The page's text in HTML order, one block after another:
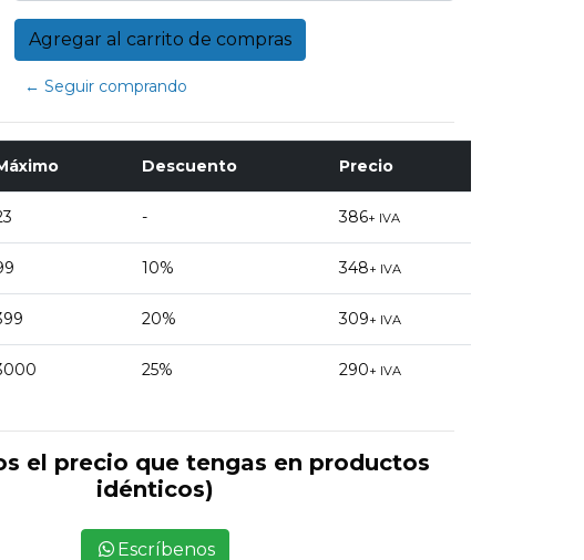
← Seguir comprando
Descuento Precio
- 386+ IVA
10% 348+ IVA
20% 309+ IVA
25% 290+ IVA
el precio que tengas en productos
idénticos)
Escríbenos